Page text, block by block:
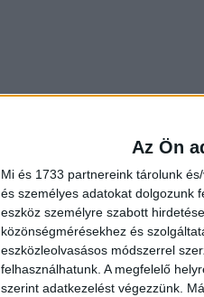
Az Ön
Mi és 1733 partnereink tárolunk
és személyes adatokat dolgozunk
eszköz személyre szabott
közönségmérésekhez és
eszközleolvasásos módszerrel
felhasználhatunk. A megfelelő
szerint adatkezelést végezzünk.